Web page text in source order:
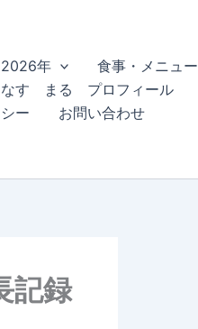
年 食事・メニュー
なす まる プロフィール
ー
お問い合わせ
録